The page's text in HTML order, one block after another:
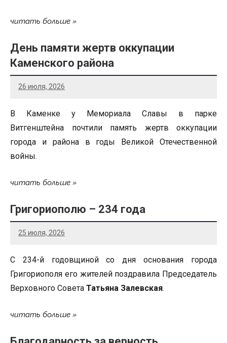
читать больше
День памяти жертв оккупации
Каменского района
26 июля, 2026
В Каменке у Мемориала Славы в парке
Витгенштейна почтили память жертв оккупации
города и района в годы Великой Отечественной
войны.
читать больше
Григориополю – 234 года
25 июля, 2026
С 234-й годовщиной со дня основания города
Григориополя его жителей поздравила Председатель
Верховного Совета Татьяна Залевская.
читать больше